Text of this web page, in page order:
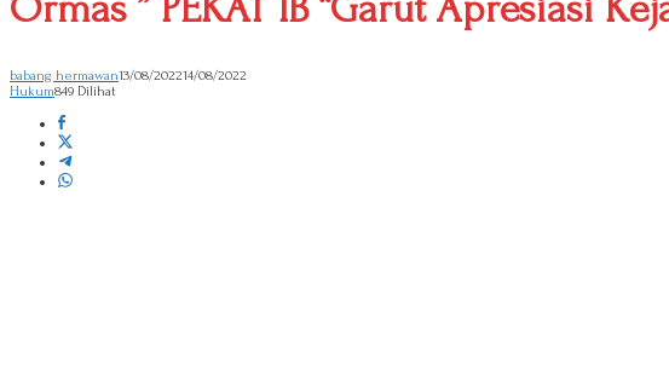
Ormas ” PEKAT IB “Garut Apresiasi
babang hermawan13/08/202214/08/2022
Hukum849 Dilihat